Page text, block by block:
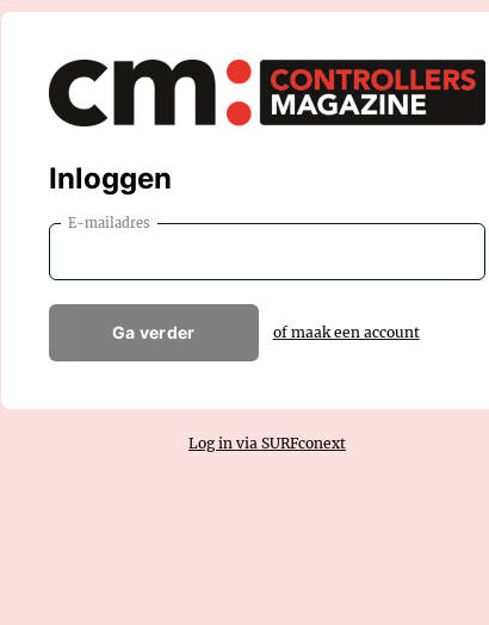
Inloggen
E-mailadres
Ga verder of maak een account
Log in via SURFconext